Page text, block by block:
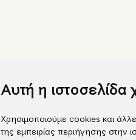
Αυτή η ιστοσελίδα
Χρησιμοποιούμε cookies και
της εμπειρίας περιήγησης στην